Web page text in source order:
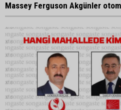
Massey Ferguson Akgünler